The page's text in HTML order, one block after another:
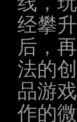
经攀
后，
法的
品游
作的